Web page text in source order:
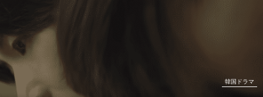
韓国ドラマ